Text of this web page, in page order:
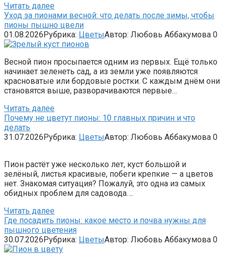
Читать далее
Уход за пионами весной: что делать после зимы, чтобы
пионы пышно цвели
01.08.2026Рубрика: ЦветыАвтор: Любовь Аббакумова 0
Весной пион просыпается одним из первых. Ещё только
начинает зеленеть сад, а из земли уже появляются
красноватые или бордовые ростки. С каждым днём они
становятся выше, разворачиваются первые…
Читать далее
Почему не цветут пионы: 10 главных причин и что
делать
31.07.2026Рубрика: ЦветыАвтор: Любовь Аббакумова 0
Пион растёт уже несколько лет, куст большой и
зелёный, листья красивые, побеги крепкие — а цветов
нет. Знакомая ситуация? Пожалуй, это одна из самых
обидных проблем для садовода….
Читать далее
Где посадить пионы: какое место и почва нужны для
пышного цветения
30.07.2026Рубрика: ЦветыАвтор: Любовь Аббакумова 0